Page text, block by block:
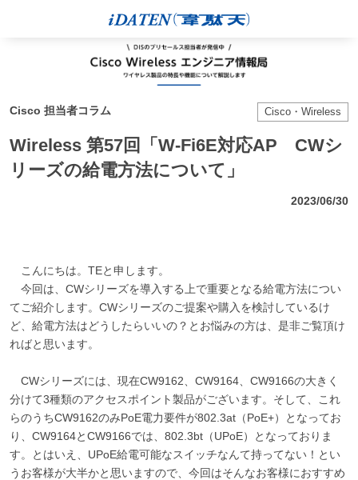
Cisco 担当者コラム Cisco・Wireless
Wireless 第57回「W-Fi6E対応AP CWシ
リーズの給電方法について」
2023/06/30
こんにちは。TEと申します。
今回は、CWシリーズを導入する上で重要となる給電方法につい
てご紹介します。CWシリーズのご提案や購入を検討しているけ
ど、給電方法はどうしたらいいの？とお悩みの方は、是非ご覧頂け
ればと思います。
CWシリーズには、現在CW9162、CW9164、CW9166の大きく
分けて3種類のアクセスポイント製品がございます。そして、これ
らのうちCW9162のみPoE電力要件が802.3at（PoE+）となってお
り、CW9164とCW9166では、802.3bt（UPoE）となっておりま
す。とはいえ、UPoE給電可能なスイッチなんて持ってない！とい
うお客様が大半かと思いますので、今回はそんなお客様におすすめ